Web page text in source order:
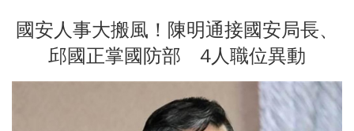
國安人事大搬風！陳明通接國安局長、
邱國正掌國防部 4人職位異動